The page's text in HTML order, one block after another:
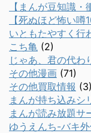
【まんが豆知識・
【死ぬほど怖い噂
いともたやすく行
こち亀 (2)
じゃあ、君の代わ
その他漫画 (71)
その他買取情報 (3)
まんが持ち込みシ
まんが読み放題サ
ゆうえんち-バキ